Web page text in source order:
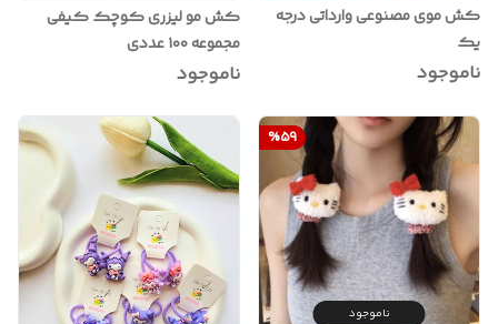
کش موی مصنوعی وارداتی درجه
یک
ناموجود
کش مو لیزری کوچک کیفی
مجموعه ۱۰۰ عددی
ناموجود
%59
ناموجود